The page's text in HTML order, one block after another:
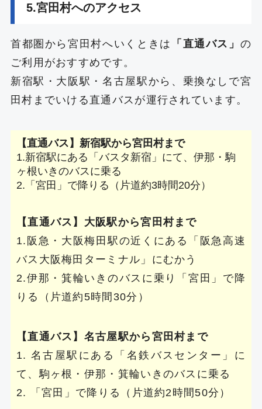
5.宮田村へのアクセス
首都圏から宮田村へいくときは 「直通バス」 の
ご利用がおすすめです。
新宿駅・大阪駅・名古屋駅から、乗換なしで宮
田村までいける直通バスが運行されています。
【直通バス】新宿駅から宮田村まで
1.新宿駅にある「バスタ新宿」にて、伊那・駒
ヶ根いきのバスに乗る
2.「宮田」で降りる（片道約3時間20分）
【直通バス】大阪駅から宮田村まで
1.阪急・大阪梅田駅の近くにある「阪急高速
バス大阪梅田ターミナル」にむかう
2.伊那・箕輪いきのバスに乗り「宮田」で降
りる（片道約5時間30分）
【直通バス】名古屋駅から宮田村まで
1. 名古屋駅にある「名鉄バスセンター」に
て、駒ヶ根・伊那・箕輪いきのバスに乗る
2. 「宮田」で降りる（片道約2時間50分）